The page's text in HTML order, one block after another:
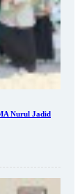
Nurul Jadid